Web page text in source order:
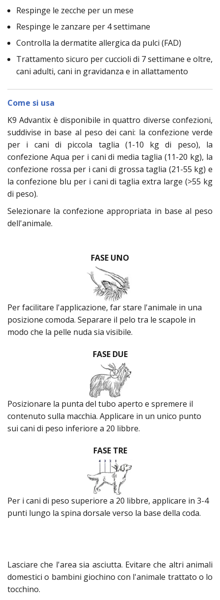
Respinge le zecche per un mese
Respinge le zanzare per 4 settimane
Controlla la dermatite allergica da pulci (FAD)
Trattamento sicuro per cuccioli di 7 settimane e oltre,
cani adulti, cani in gravidanza e in allattamento
Come si usa
K9 Advantix è disponibile in quattro diverse confezioni,
suddivise in base al peso dei cani: la confezione verde
per i cani di piccola taglia (1-10 kg di peso), la
confezione Aqua per i cani di media taglia (11-20 kg), la
confezione rossa per i cani di grossa taglia (21-55 kg) e
la confezione blu per i cani di taglia extra large (>55 kg
di peso).
Selezionare la confezione appropriata in base al peso
dell'animale.
FASE UNO
Per facilitare l'applicazione, far stare l'animale in una
posizione comoda. Separare il pelo tra le scapole in
modo che la pelle nuda sia visibile.
FASE DUE
Posizionare la punta del tubo aperto e spremere il
contenuto sulla macchia. Applicare in un unico punto
sui cani di peso inferiore a 20 libbre.
FASE TRE
Per i cani di peso superiore a 20 libbre, applicare in 3-4
punti lungo la spina dorsale verso la base della coda.
Lasciare che l'area sia asciutta. Evitare che altri animali
domestici o bambini giochino con l'animale trattato o lo
tocchino.